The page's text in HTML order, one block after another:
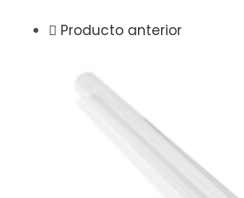
Producto anterior